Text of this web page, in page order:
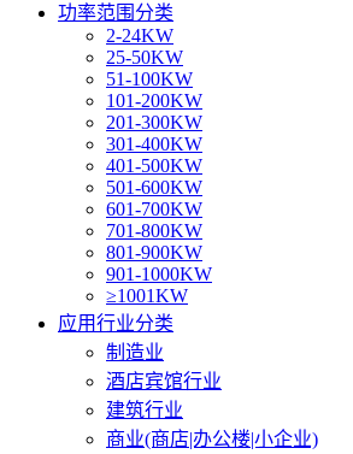
功率范围分类
2-24KW
25-50KW
51-100KW
101-200KW
201-300KW
301-400KW
401-500KW
501-600KW
601-700KW
701-800KW
801-900KW
901-1000KW
≥1001KW
应用行业分类
制造业
酒店宾馆行业
建筑行业
商业(商店|办公楼|小企业)